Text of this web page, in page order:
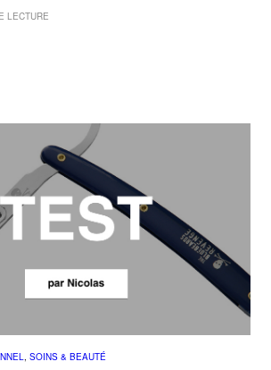
LECTURE
, SOINS & BEAUTÉ